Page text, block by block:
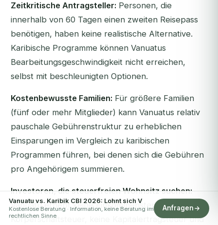
Zeitkritische Antragsteller: Personen, die
innerhalb von 60 Tagen einen zweiten Reisepass
benötigen, haben keine realistische Alternative.
Karibische Programme können Vanuatus
Bearbeitungsgeschwindigkeit nicht erreichen,
selbst mit beschleunigten Optionen.
Kostenbewusste Familien: Für größere Familien
(fünf oder mehr Mitglieder) kann Vanuatus relativ
pauschale Gebührenstruktur zu erheblichen
Einsparungen im Vergleich zu karibischen
Programmen führen, bei denen sich die Gebühren
pro Angehörigem summieren.
Investoren, die steuerfreien Wohnsitz suchen:
Vanuatu erhebt keine Einkommensteuer, keine
Körperschaftsteuer, keine Kapitalertragsteuer und
Vanuatu vs. Karibik CBI 2026: Lohnt sich V
Kostenlose Beratung · Information, keine Beratung im
rechtlichen Sinne
Anfragen